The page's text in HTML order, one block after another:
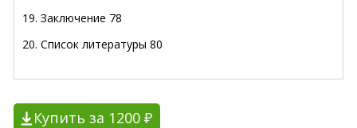
19. Заключение 78
20. Список литературы 80
Купить за 1200 ₽